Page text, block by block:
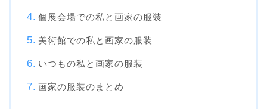
個展会場での私と画家の服装
美術館での私と画家の服装
いつもの私と画家の服装
画家の服装のまとめ